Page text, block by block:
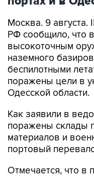
высокоточным
наземного
беспилотными
поражены цели в
Одесской области.
Как заявили в
материалов и
портовый
Отмечается, что в
материалов и